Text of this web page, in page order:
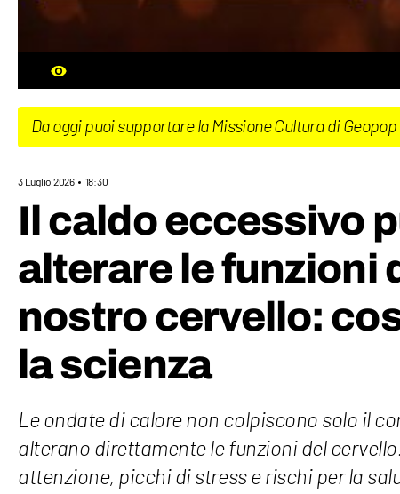
Da oggi puoi supportare la Missione Cultura di Geopop
3 Luglio 2026 18:30
Il caldo eccessivo
alterare le funzioni
nostro cervello:
la scienza
Le ondate di calore non colpiscono solo il
alterano direttamente le funzioni del
attenzione, picchi di stress e rischi per la